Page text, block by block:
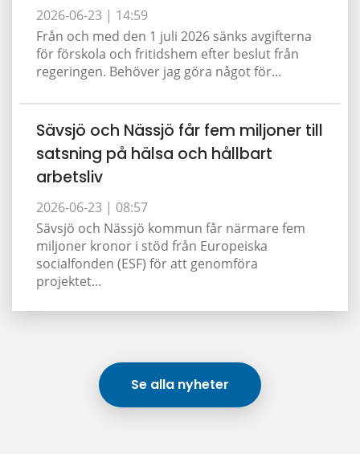
2026-06-23 | 14:59
Från och med den 1 juli 2026 sänks avgifterna
för förskola och fritidshem efter beslut från
regeringen. Behöver jag göra något för...
Sävsjö och Nässjö får fem miljoner till
satsning på hälsa och hållbart
arbetsliv
2026-06-23 | 08:57
Sävsjö och Nässjö kommun får närmare fem
miljoner kronor i stöd från Europeiska
socialfonden (ESF) för att genomföra
projektet...
Se alla nyheter